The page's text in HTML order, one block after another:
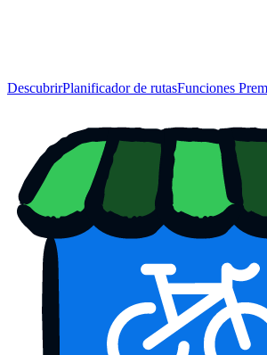
DescubrirPlanificador de rutasFunciones